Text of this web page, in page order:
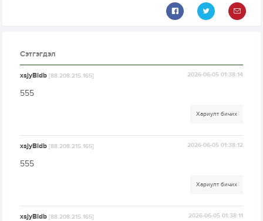
Сэтгэгдэл
xsjyBldb[88.208.215.165] 2026-06-05 01:38:14
555
Хариулт бичих
xsjyBldb[88.208.215.165] 2026-06-05 01:38:12
555
Хариулт бичих
xsjyBldb[88.208.215.165] 2026-06-05 01:38:11